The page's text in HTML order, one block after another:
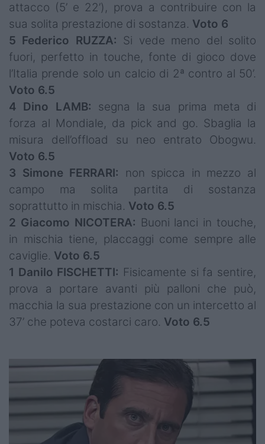
attacco (5’ e 22’), prova a contribuire con la
sua solita prestazione di sostanza. Voto 6
5 Federico RUZZA: Si vede meno del solito
fuori, perfetto in touche, fonte di gioco dove
l’Italia prende solo un calcio di 2ª contro al 50’.
Voto 6.5
4 Dino LAMB: segna la sua prima meta di
forza al Mondiale, da pick and go. Sbaglia la
misura dell’offload su neo entrato Obogwu.
Voto 6.5
3 Simone FERRARI: non spicca in mezzo al
campo ma solita partita di sostanza
soprattutto in mischia. Voto 6.5
2 Giacomo NICOTERA: Buoni lanci in touche,
in mischia tiene, placcaggi come sempre alle
caviglie. Voto 6.5
1 Danilo FISCHETTI: Fisicamente si fa sentire,
prova a portare avanti più palloni che può,
macchia la sua prestazione con un intercetto al
37’ che poteva costarci caro. Voto 6.5